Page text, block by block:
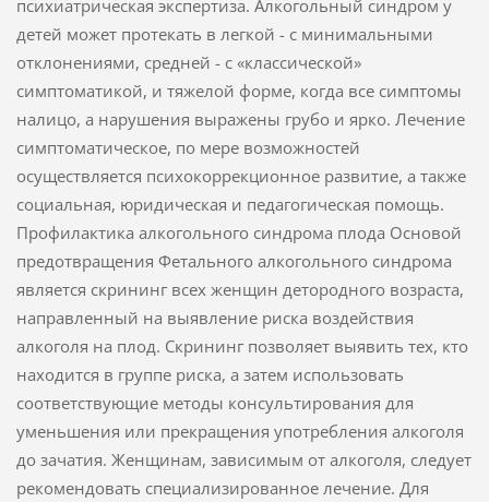
психиатрическая экспертиза. Алкогольный синдром у
детей может протекать в легкой - с минимальными
отклонениями, средней - с «классической»
симптоматикой, и тяжелой форме, когда все симптомы
налицо, а нарушения выражены грубо и ярко. Лечение
симптоматическое, по мере возможностей
осуществляется психокоррекционное развитие, а также
социальная, юридическая и педагогическая помощь.
Профилактика алкогольного синдрома плода Основой
предотвращения Фетального алкогольного синдрома
является скрининг всех женщин детородного возраста,
направленный на выявление риска воздействия
алкоголя на плод. Скрининг позволяет выявить тех, кто
находится в группе риска, а затем использовать
соответствующие методы консультирования для
уменьшения или прекращения употребления алкоголя
до зачатия. Женщинам, зависимым от алкоголя, следует
рекомендовать специализированное лечение. Для